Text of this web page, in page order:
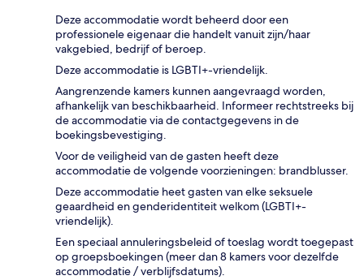
Deze accommodatie wordt beheerd door een
professionele eigenaar die handelt vanuit zijn/haar
vakgebied, bedrijf of beroep.
Deze accommodatie is LGBTI+-vriendelijk.
Aangrenzende kamers kunnen aangevraagd worden,
afhankelijk van beschikbaarheid. Informeer rechtstreeks bij
de accommodatie via de contactgegevens in de
boekingsbevestiging.
Voor de veiligheid van de gasten heeft deze
accommodatie de volgende voorzieningen: brandblusser.
Deze accommodatie heet gasten van elke seksuele
geaardheid en genderidentiteit welkom (LGBTI+-
vriendelijk).
Een speciaal annuleringsbeleid of toeslag wordt toegepast
op groepsboekingen (meer dan 8 kamers voor dezelfde
accommodatie / verblijfsdatums).